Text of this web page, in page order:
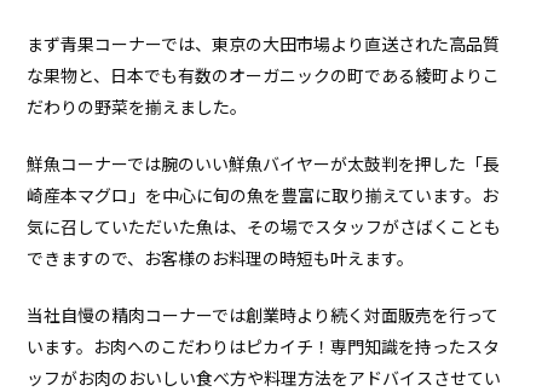
まず青果コーナーでは、東京の大田市場より直送された高品質
な果物と、日本でも有数のオーガニックの町である綾町よりこ
だわりの野菜を揃えました。
鮮魚コーナーでは腕のいい鮮魚バイヤーが太鼓判を押した「長
崎産本マグロ」を中心に旬の魚を豊富に取り揃えています。お
気に召していただいた魚は、その場でスタッフがさばくことも
できますので、お客様のお料理の時短も叶えます。
当社自慢の精肉コーナーでは創業時より続く対面販売を行って
います。お肉へのこだわりはピカイチ！専門知識を持ったスタ
ッフがお肉のおいしい食べ方や料理方法をアドバイスさせてい